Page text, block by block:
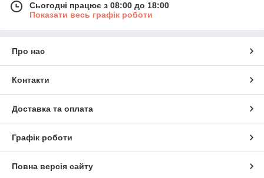
Сьогодні працює з 08:00 до 18:00
Показати весь графік роботи
Про нас
Контакти
Доставка та оплата
Графік роботи
Повна версія сайту